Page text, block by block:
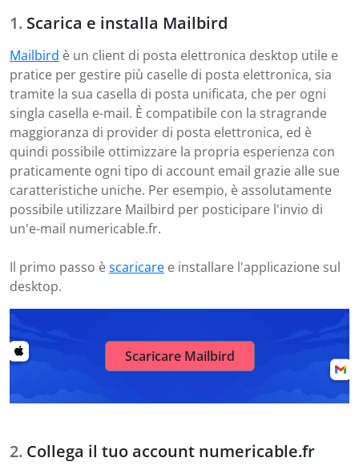
Scarica e installa Mailbird
Mailbird è un client di posta elettronica desktop utile e
pratice per gestire più caselle di posta elettronica, sia
tramite la sua casella di posta unificata, che per ogni
singla casella e-mail. È compatibile con la stragrande
maggioranza di provider di posta elettronica, ed è
quindi possibile ottimizzare la propria esperienza con
praticamente ogni tipo di account email grazie alle sue
caratteristiche uniche. Per esempio, è assolutamente
possibile utilizzare Mailbird per posticipare l'invio di
un'e-mail numericable.fr.
Il primo passo èscaricare e installare l'applicazione sul
desktop.
Scaricare Mailbird
Collega il tuo account numericable.fr